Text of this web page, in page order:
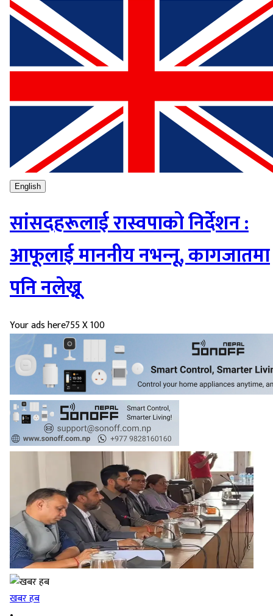
English
सांसदहरूलाई रास्वपाको निर्देशन :
आफूलाई माननीय नभन्‍नू, कागजातमा
पनि नलेख्नू
Your ads here755 X 100
खबर हब